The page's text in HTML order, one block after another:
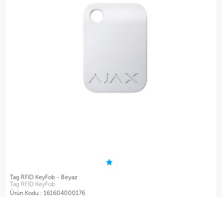
Tag RFID KeyFob - Beyaz
Tag RFID KeyFob
Ürün Kodu : 161604000176